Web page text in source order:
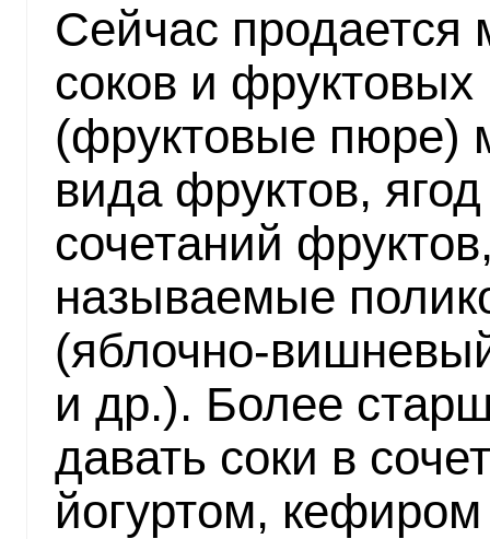
Сейчас продается
соков и
(фруктовые пюре)
вида фруктов,
сочетаний
называемые
(яблочно-
и др.). Более
давать соки в
йогуртом,